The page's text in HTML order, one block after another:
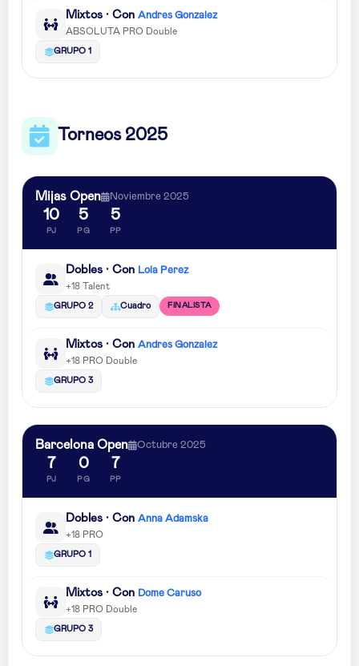
Mixtos · Con Andres Gonzalez
ABSOLUTA PRO Double
GRUPO 1
Torneos 2025
Mijas Open Noviembre 2025
10
PJ
5
PG
5
PP
Dobles · Con Lola Perez
+18 Talent
GRUPO 2 Cuadro FINALISTA
Mixtos · Con Andres Gonzalez
+18 PRO Double
GRUPO 3
Barcelona Open Octubre 2025
7
PJ
0
PG
7
PP
Dobles · Con Anna Adamska
+18 PRO
GRUPO 1
Mixtos · Con Dome Caruso
+18 PRO Double
GRUPO 3